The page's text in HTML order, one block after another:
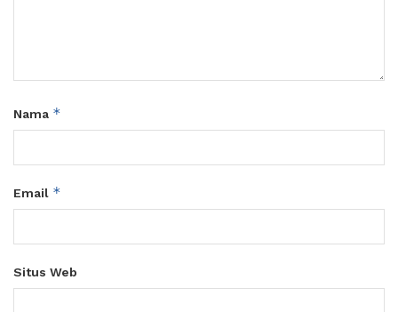
Nama *
Email *
Situs Web